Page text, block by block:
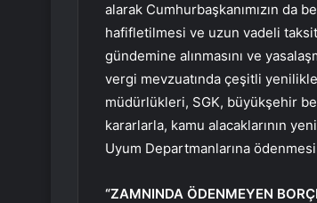
alarak Cumhurbaşkanımızın da
hafifletilmesi ve uzun vadeli
gündemine alınmasını ve
vergi mevzuatında çeşitli
müdürlükleri, SGK, büyükşehir
kararlarla, kamu alacaklarının
Uyum Departmanlarına
“ZAMNINDA ÖDENMEYEN